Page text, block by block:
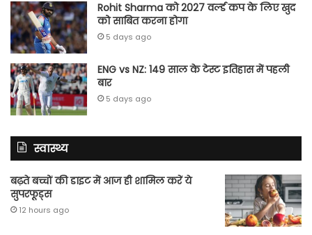
Rohit Sharma को 2027 वर्ल्‍ड कप के लिए खुद
को साबित करना होगा
5 days ago
ENG vs NZ: 149 साल के टेस्‍ट इतिहास में पहली
बार
5 days ago
स्वास्थ्य
बढ़ते बच्चों की डाइट में आज ही शामिल करें ये
सुपरफूड्स
12 hours ago